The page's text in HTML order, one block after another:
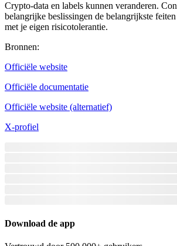
Crypto-data en labels kunnen veranderen.
belangrijke beslissingen de belangrijkste
met je eigen risicotolerantie.
Bronnen:
Officiële website
Officiële documentatie
Officiële website (alternatief)
X-profiel
Download de app